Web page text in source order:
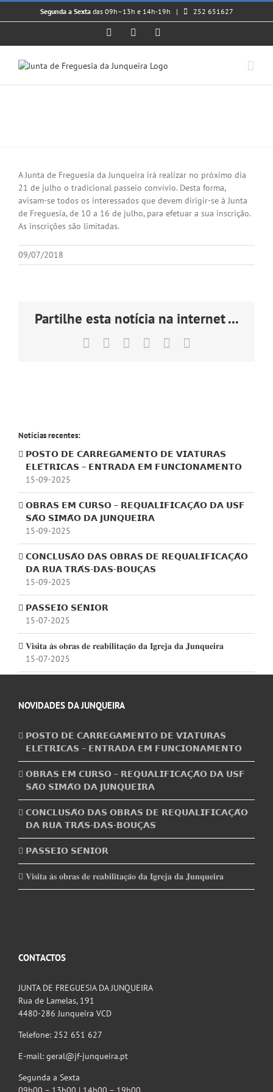
Skip
Segunda a Sextadas 09h–13h e 14h-19h | 252 651627
FacebookInstagram
A Junta de Freguesia da Junqueira irá realizar no próximo dia
21 de julho o tradicional passeio convívio. Desta forma,
avisam-se todos os interessados que devem dirigir-se à Junta
de Freguesia, de 10 a 16 de julho, para efetuar a sua inscrição.
As inscrições são limitadas.
09/07/2018
Partilhe esta notícia na internet ...
Facebook LinkedInTumblrPinterest
Notícias recentes:
𝗣𝗢𝗦𝗧𝗢 𝗗𝗘 𝗖𝗔𝗥𝗥𝗘𝗚𝗔𝗠𝗘𝗡𝗧𝗢 𝗗𝗘 𝗩𝗜𝗔𝗧𝗨𝗥𝗔𝗦
𝗘𝗟𝗘́𝗧𝗥𝗜𝗖𝗔𝗦 – 𝗘𝗡𝗧𝗥𝗔𝗗𝗔 𝗘𝗠 𝗙𝗨𝗡𝗖𝗜𝗢𝗡𝗔𝗠𝗘𝗡𝗧𝗢
15-09-2025
𝗢𝗕𝗥𝗔𝗦 𝗘𝗠 𝗖𝗨𝗥𝗦𝗢 – 𝗥𝗘𝗤𝗨𝗔𝗟𝗜𝗙𝗜𝗖𝗔𝗖̧𝗔̃𝗢 𝗗𝗔 𝗨𝗦𝗙
𝗦𝗔̃𝗢 𝗦𝗜𝗠𝗔̃𝗢 𝗗𝗔 𝗝𝗨𝗡𝗤𝗨𝗘𝗜𝗥𝗔
15-09-2025
𝗖𝗢𝗡𝗖𝗟𝗨𝗦𝗔̃𝗢 𝗗𝗔𝗦 𝗢𝗕𝗥𝗔𝗦 𝗗𝗘 𝗥𝗘𝗤𝗨𝗔𝗟𝗜𝗙𝗜𝗖𝗔𝗖̧𝗔̃𝗢
𝗗𝗔 𝗥𝗨𝗔 𝗧𝗥𝗔́𝗦-𝗗𝗔𝗦-𝗕𝗢𝗨𝗖̧𝗔𝗦
15-09-2025
𝗣𝗔𝗦𝗦𝗘𝗜𝗢 𝗦𝗘́𝗡𝗜𝗢𝗥
15-07-2025
𝐕𝐢𝐬𝐢𝐭𝐚 𝐚̀𝐬 𝐨𝐛𝐫𝐚𝐬 𝐝𝐞 𝐫𝐞𝐚𝐛𝐢𝐥𝐢𝐭𝐚𝐜̧𝐚̃𝐨 𝐝𝐚 𝐈𝐠𝐫𝐞𝐣𝐚 𝐝𝐚 𝐉𝐮𝐧𝐪𝐮𝐞𝐢𝐫𝐚
15-07-2025
NOVIDADES DA JUNQUEIRA
𝗣𝗢𝗦𝗧𝗢 𝗗𝗘 𝗖𝗔𝗥𝗥𝗘𝗚𝗔𝗠𝗘𝗡𝗧𝗢 𝗗𝗘 𝗩𝗜𝗔𝗧𝗨𝗥𝗔𝗦
𝗘𝗟𝗘́𝗧𝗥𝗜𝗖𝗔𝗦 – 𝗘𝗡𝗧𝗥𝗔𝗗𝗔 𝗘𝗠 𝗙𝗨𝗡𝗖𝗜𝗢𝗡𝗔𝗠𝗘𝗡𝗧𝗢
𝗢𝗕𝗥𝗔𝗦 𝗘𝗠 𝗖𝗨𝗥𝗦𝗢 – 𝗥𝗘𝗤𝗨𝗔𝗟𝗜𝗙𝗜𝗖𝗔𝗖̧𝗔̃𝗢 𝗗𝗔 𝗨𝗦𝗙
𝗦𝗔̃𝗢 𝗦𝗜𝗠𝗔̃𝗢 𝗗𝗔 𝗝𝗨𝗡𝗤𝗨𝗘𝗜𝗥𝗔
𝗖𝗢𝗡𝗖𝗟𝗨𝗦𝗔̃𝗢 𝗗𝗔𝗦 𝗢𝗕𝗥𝗔𝗦 𝗗𝗘 𝗥𝗘𝗤𝗨𝗔𝗟𝗜𝗙𝗜𝗖𝗔𝗖̧𝗔̃𝗢
𝗗𝗔 𝗥𝗨𝗔 𝗧𝗥𝗔́𝗦-𝗗𝗔𝗦-𝗕𝗢𝗨𝗖̧𝗔𝗦
𝗣𝗔𝗦𝗦𝗘𝗜𝗢 𝗦𝗘́𝗡𝗜𝗢𝗥
𝐕𝐢𝐬𝐢𝐭𝐚 𝐚̀𝐬 𝐨𝐛𝐫𝐚𝐬 𝐝𝐞 𝐫𝐞𝐚𝐛𝐢𝐥𝐢𝐭𝐚𝐜̧𝐚̃𝐨 𝐝𝐚 𝐈𝐠𝐫𝐞𝐣𝐚 𝐝𝐚 𝐉𝐮𝐧𝐪𝐮𝐞𝐢𝐫𝐚
CONTACTOS
JUNTA DE FREGUESIA DA JUNQUEIRA
Rua de Lamelas, 191
4480-286 Junqueira VCD
Telefone: 252 651 627
E-mail: geral@jf-junqueira.pt
Segunda a Sexta